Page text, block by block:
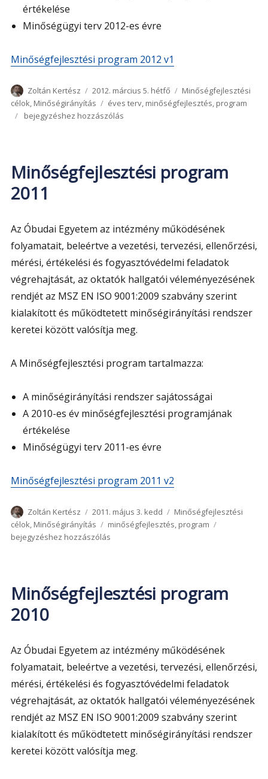
értékelése
Minőségügyi terv 2012-es évre
Minőségfejlesztési program 2012 v1
Szerző
Zoltán Kertész Közzétéve
2012. március 5. hétfő Kategória
Minőségfejlesztési
célok, Minőségirányítás Címke
éves terv, minőségfejlesztés, program
Minőségfejlesztési
bejegyzéshez hozzászólás
Minőségfejlesztési program
2011
Az Óbudai Egyetem az intézmény működésének
folyamatait, beleértve a vezetési, tervezési, ellenőrzési,
mérési, értékelési és fogyasztóvédelmi feladatok
végrehajtását, az oktatók hallgatói véleményezésének
rendjét az MSZ EN ISO 9001:2009 szabvány szerint
kialakított és működtetett minőségirányítási rendszer
keretei között valósítja meg.
A Minőségfejlesztési program tartalmazza:
A minőségirányítási rendszer sajátosságai
A 2010-es év minőségfejlesztési programjának
értékelése
Minőségügyi terv 2011-es évre
Minőségfejlesztési program 2011 v2
Szerző
Zoltán Kertész Közzétéve
2011. május 3. kedd Kategória
Minőségfejlesztési
célok, Minőségirányítás Címke
minőségfejlesztés, program
bejegyzéshez hozzászólás
Minőségfejlesztési program
2010
Az Óbudai Egyetem az intézmény működésének
folyamatait, beleértve a vezetési, tervezési, ellenőrzési,
mérési, értékelési és fogyasztóvédelmi feladatok
végrehajtását, az oktatók hallgatói véleményezésének
rendjét az MSZ EN ISO 9001:2009 szabvány szerint
kialakított és működtetett minőségirányítási rendszer
keretei között valósítja meg.